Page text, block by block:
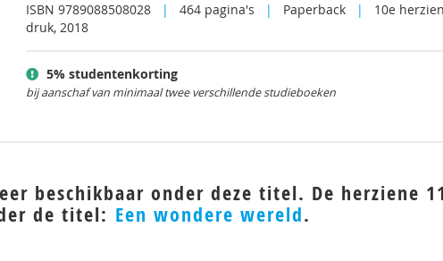
ISBN 9789088508028 | 464 pagina's | Paperback |
10e
druk, 2018
5% studentenkorting
bij aanschaf van minimaal twee verschillende studieboeken
beschikbaar onder deze titel. De herziene
de titel: Een wondere wereld.